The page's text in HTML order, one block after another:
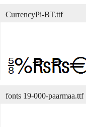
CurrencyPi-BT.ttf
fonts 19-000-paarmaa.ttf